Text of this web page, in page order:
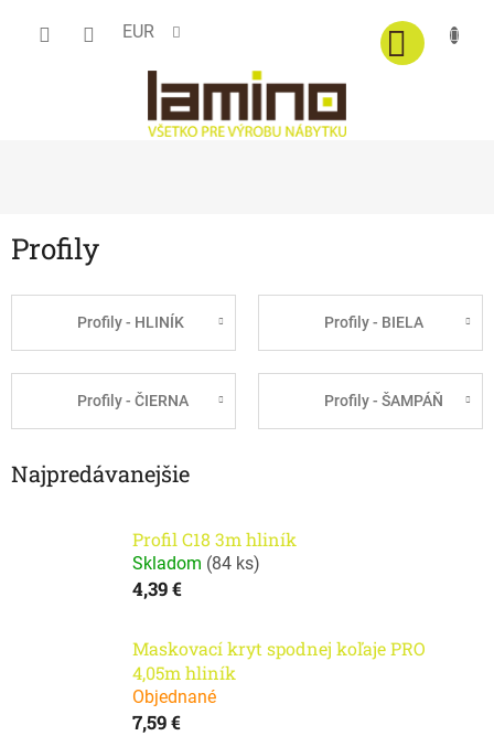
EUR
Profily
Profily - HLINÍK Profily - BIELA
Profily - ČIERNA Profily - ŠAMPÁŇ
Najpredávanejšie
Profil C18 3m hliník
Skladom (84 ks)
4,39 €
Maskovací kryt spodnej koľaje PRO
4,05m hliník
Objednané
7,59 €